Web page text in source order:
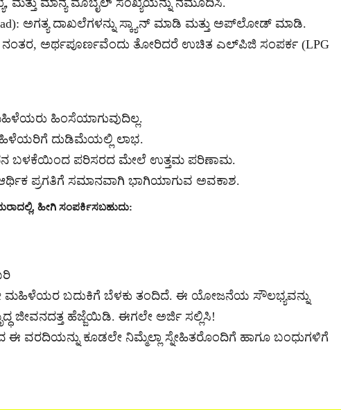
ಮತ್ತು ಮಾನ್ಯ ಮೊಬೈಲ್ ಸಂಖ್ಯೆಯನ್ನು ನಮೂದಿಸಿ.
ಅಗತ್ಯ ದಾಖಲೆಗಳನ್ನು ಸ್ಕ್ಯಾನ್ ಮಾಡಿ ಮತ್ತು ಅಪ್‌ಲೋಡ್ ಮಾಡಿ.
ನಂತರ, ಅರ್ಥಪೂರ್ಣವೆಂದು ತೋರಿದರೆ ಉಚಿತ ಎಲ್‌ಪಿಜಿ ಸಂಪರ್ಕ (LPG
ಹಿಂಸೆಯಾಗುವುದಿಲ್ಲ.
ದುಡಿಮೆಯಲ್ಲಿ ಲಾಭ.
ಬಳಕೆಯಿಂದ ಪರಿಸರದ ಮೇಲೆ ಉತ್ತಮ ಪರಿಣಾಮ.
ಪ್ರಗತಿಗೆ ಸಮಾನವಾಗಿ ಭಾಗಿಯಾಗುವ ಅವಕಾಶ.
ಹೀಗಿ ಸಂಪರ್ಕಿಸಬಹುದು:
ಮಹಿಳೆಯರ ಬದುಕಿಗೆ ಬೆಳಕು ತಂದಿದೆ. ಈ ಯೋಜನೆಯ ಸೌಲಭ್ಯವನ್ನು
ಜೀವನದತ್ತ ಹೆಜ್ಜೆಯಿಡಿ. ಈಗಲೇ ಅರ್ಜಿ ಸಲ್ಲಿಸಿ!
ಕೂಡಲೇ ನಿಮ್ಮೆಲ್ಲಾ ಸ್ನೇಹಿತರೊಂದಿಗೆ ಹಾಗೂ ಬಂಧುಗಳಿಗೆ